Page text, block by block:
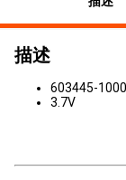
描述
603445-
3.7V